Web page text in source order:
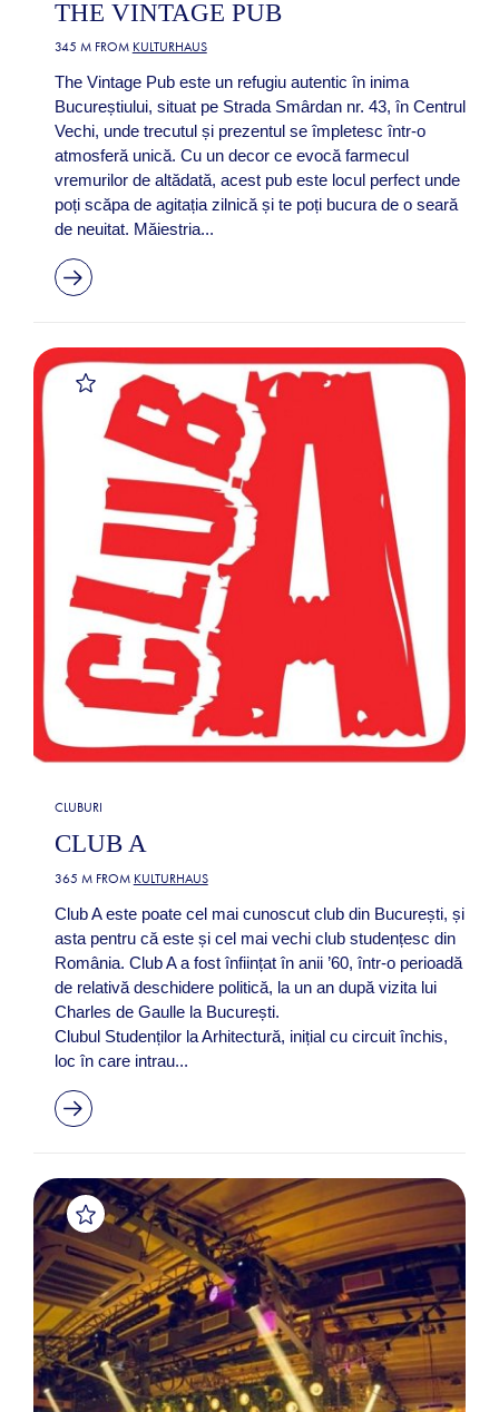
THE VINTAGE PUB
345 M FROM KULTURHAUS
The Vintage Pub este un refugiu autentic în inima
Bucureștiului, situat pe Strada Smârdan nr. 43, în Centrul
Vechi, unde trecutul și prezentul se împletesc într-o
atmosferă unică. Cu un decor ce evocă farmecul
vremurilor de altădată, acest pub este locul perfect unde
poți scăpa de agitația zilnică și te poți bucura de o seară
de neuitat. Măiestria...
CLUBURI
CLUB A
365 M FROM KULTURHAUS
Club A este poate cel mai cunoscut club din București, și
asta pentru că este și cel mai vechi club studențesc din
România. Club A a fost înființat în anii ’60, într-o perioadă
de relativă deschidere politică, la un an după vizita lui
Charles de Gaulle la București.
Clubul Studenților la Arhitectură, inițial cu circuit închis,
loc în care intrau...